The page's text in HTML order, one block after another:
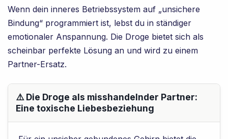
Wenn dein inneres Betriebssystem auf „unsichere
Bindung“ programmiert ist, lebst du in ständiger
emotionaler Anspannung. Die Droge bietet sich als
scheinbar perfekte Lösung an und wird zu einem
Partner-Ersatz.
⚠️ Die Droge als misshandelnder Partner:
Eine toxische Liebesbeziehung